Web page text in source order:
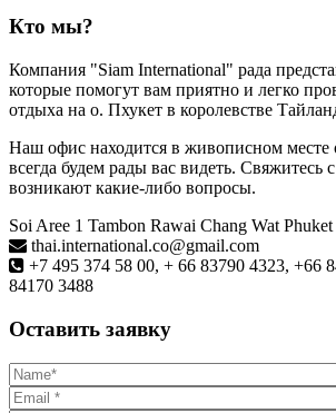
Кто мы?
Компания "Siam International" рада
которые помогут вам приятно и легко
отдыха на о. Пхукет в королевстве
Наш офис находится в живописном
всегда будем рады вас видеть. Свяжитесь
возникают какие-либо вопросы.
Soi Aree 1 Tambon Rawai Chang Wat
thai.international.co@gmail.com
+7 495 374 58 00, + 66 83790 4323, +66
84170 3488
Оставить заявку